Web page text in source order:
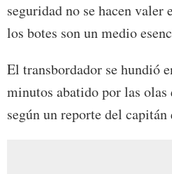
seguridad no se hacen valer
los botes son un medio
El transbordador se hundió
minutos abatido por las olas
según un reporte del